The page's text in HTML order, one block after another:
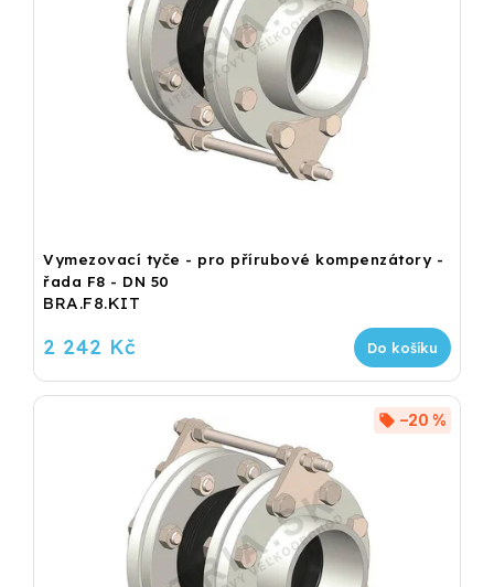
Vymezovací tyče - pro přírubové kompenzátory -
řada F8 - DN 50
BRA.F8.KIT
2 242 Kč Do košíku
–20 %